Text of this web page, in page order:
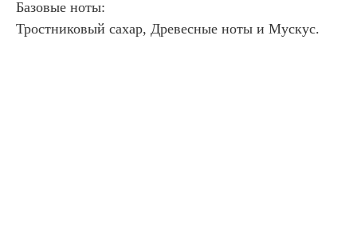
Базовые ноты:
Тростниковый сахар, Древесные ноты и Мускус.